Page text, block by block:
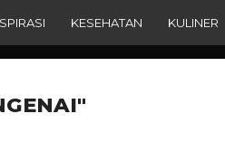
KESEHATAN KULINER